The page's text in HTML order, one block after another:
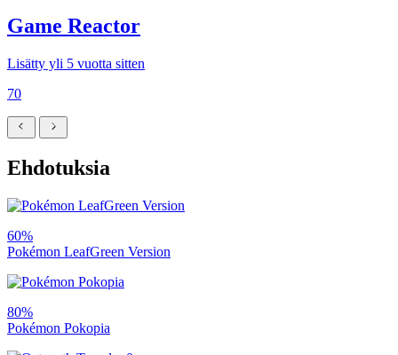
Game Reactor
Lisätty yli 5 vuotta sitten
70
Ehdotuksia
60%
Pokémon LeafGreen Version
80%
Pokémon Pokopia